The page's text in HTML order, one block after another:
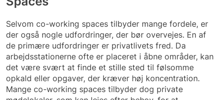
Selvom co-working spaces tilbyder mange fordele, er
der også nogle udfordringer, der bør overvejes. En af
de primære udfordringer er privatlivets fred. Da
arbejdsstationerne ofte er placeret i åbne områder, kan
det være svært at finde et stille sted til følsomme
opkald eller opgaver, der kræver høj koncentration.
Mange co-working spaces tilbyder dog private